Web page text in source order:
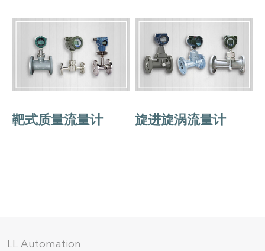
靶式质量流量计 旋进旋涡流量计
LL Automation